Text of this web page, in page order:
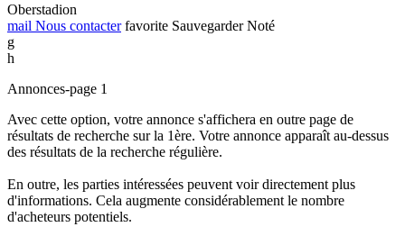
Oberstadion
mail Nous contacter favorite Sauvegarder Noté
g
h
Annonces-page 1
Avec cette option, votre annonce s'affichera en outre page de
résultats de recherche sur la 1ère. Votre annonce apparaît au-dessus
des résultats de la recherche régulière.
En outre, les parties intéressées peuvent voir directement plus
d'informations. Cela augmente considérablement le nombre
d'acheteurs potentiels.